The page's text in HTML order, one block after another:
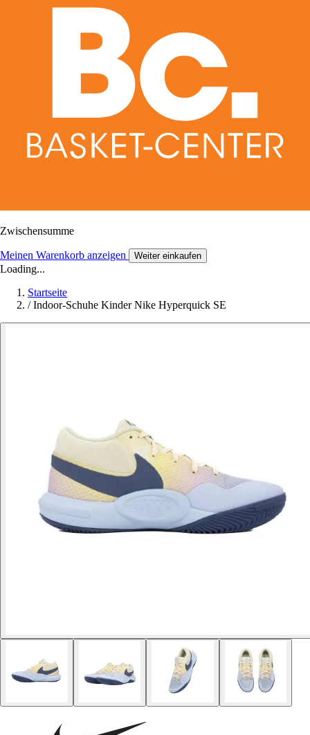
Zwischensumme
Meinen Warenkorb anzeigen Weiter einkaufen
Loading...
Startseite
/ Indoor-Schuhe Kinder Nike Hyperquick SE